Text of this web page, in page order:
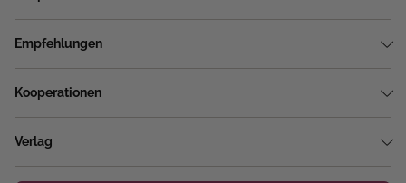
Empfehlungen
Kooperationen
Verlag